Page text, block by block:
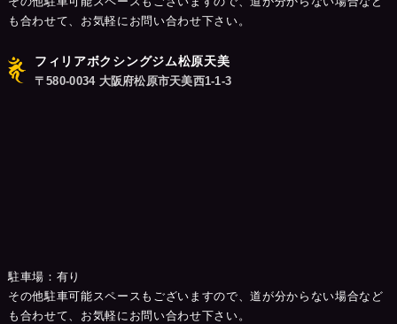
も合わせて、お気軽にお問い合わせ下さい。
フィリアボクシングジム松原天美
〒580-0034 大阪府松原市天美西1-1-3
駐車場：有り
その他駐車可能スペースもございますので、道が分からない場合など
も合わせて、お気軽にお問い合わせ下さい。